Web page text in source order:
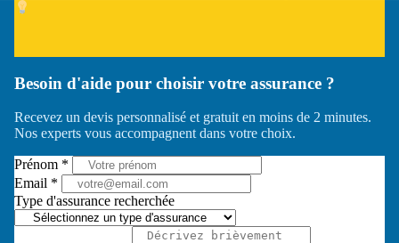
Besoin d'aide pour choisir votre assurance ?
Recevez un devis personnalisé et gratuit en moins de 2 minutes.
Nos experts vous accompagnent dans votre choix.
Prénom *
Email *
Type d'assurance recherchée